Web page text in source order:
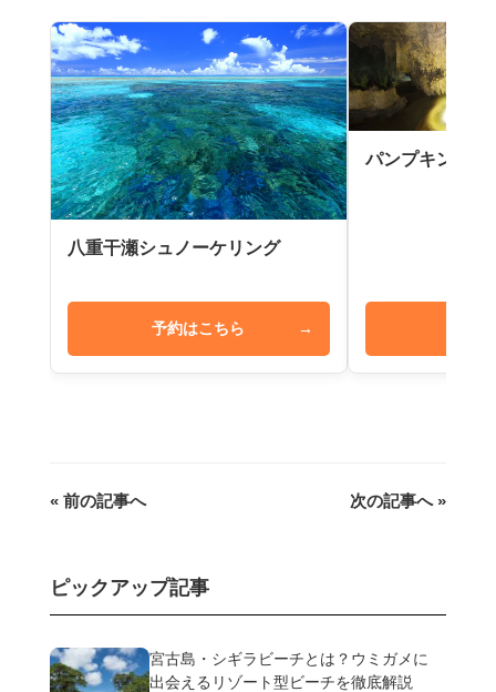
八重干瀬シュノーケリング
予約はこちら →
パンプキン鍾乳
« 前の記事へ 次の記事へ »
ピックアップ記事
宮古島・シギラビーチとは？ウミガメに
出会えるリゾート型ビーチを徹底解説